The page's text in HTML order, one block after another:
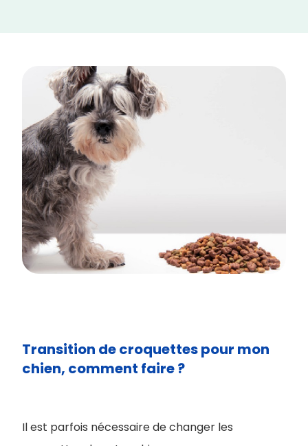
Transition de croquettes pour mon
chien, comment faire ?
Il est parfois nécessaire de changer les